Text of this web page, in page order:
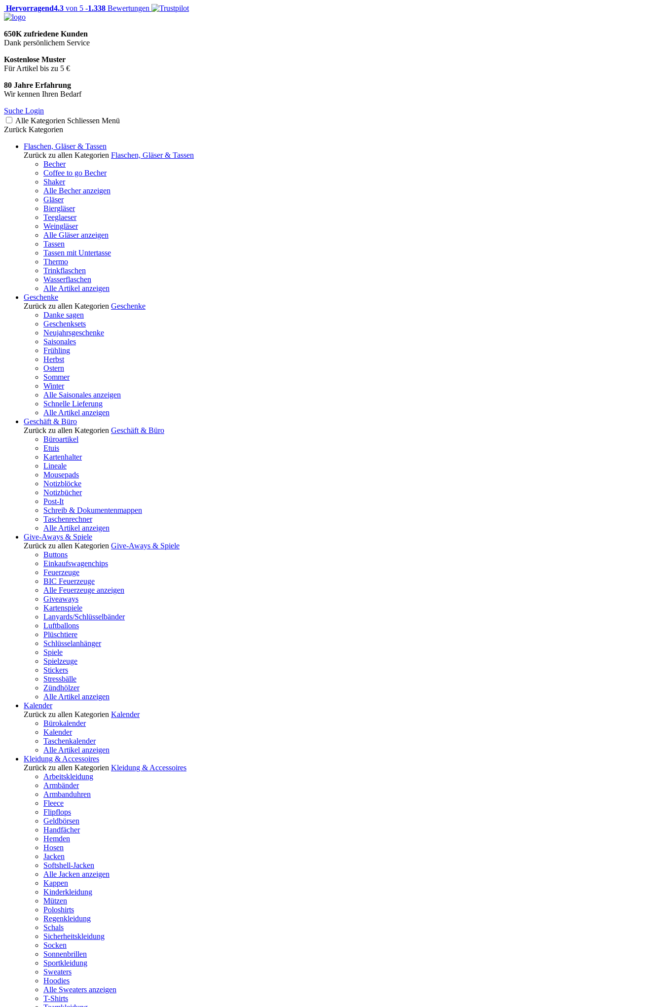
Hervorragend4.3 von 5 -1.338 Bewertungen
650K zufriedene Kunden
Dank persönlichem Service
Kostenlose Muster
Für Artikel bis zu 5 €
80 Jahre Erfahrung
Wir kennen Ihren Bedarf
Suche Login
Alle Kategorien Schliessen Menü
Zurück Kategorien
Flaschen, Gläser & Tassen
Zurück zu allen Kategorien Flaschen, Gläser & Tassen
Becher
Coffee to go Becher
Shaker
Alle Becher anzeigen
Gläser
Biergläser
Teeglaeser
Weingläser
Alle Gläser anzeigen
Tassen
Tassen mit Untertasse
Thermo
Trinkflaschen
Wasserflaschen
Alle Artikel anzeigen
Geschenke
Zurück zu allen Kategorien Geschenke
Danke sagen
Geschenksets
Neujahrsgeschenke
Saisonales
Frühling
Herbst
Ostern
Sommer
Winter
Alle Saisonales anzeigen
Schnelle Lieferung
Alle Artikel anzeigen
Geschäft & Büro
Zurück zu allen Kategorien Geschäft & Büro
Büroartikel
Etuis
Kartenhalter
Lineale
Mousepads
Notizblöcke
Notizbücher
Post-It
Schreib & Dokumentenmappen
Taschenrechner
Alle Artikel anzeigen
Give-Aways & Spiele
Zurück zu allen Kategorien Give-Aways & Spiele
Buttons
Einkaufswagenchips
Feuerzeuge
BIC Feuerzeuge
Alle Feuerzeuge anzeigen
Giveaways
Kartenspiele
Lanyards/Schlüsselbänder
Luftballons
Plüschtiere
Schlüsselanhänger
Spiele
Spielzeuge
Stickers
Stressbälle
Zündhölzer
Alle Artikel anzeigen
Kalender
Zurück zu allen Kategorien Kalender
Bürokalender
Kalender
Taschenkalender
Alle Artikel anzeigen
Kleidung & Accessoires
Zurück zu allen Kategorien Kleidung & Accessoires
Arbeitskleidung
Armbänder
Armbanduhren
Fleece
Flipflops
Geldbörsen
Handfächer
Hemden
Hosen
Jacken
Softshell-Jacken
Alle Jacken anzeigen
Kappen
Kinderkleidung
Mützen
Poloshirts
Regenkleidung
Schals
Sicherheitskleidung
Socken
Sonnenbrillen
Sportkleidung
Sweaters
Hoodies
Alle Sweaters anzeigen
T-Shirts